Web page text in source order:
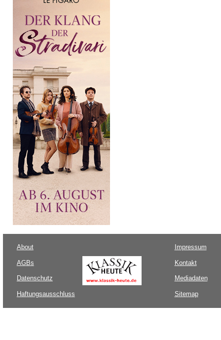
About
AGBs
Datenschutz
Haftungsausschluss
Impressum
Kontakt
Mediadaten
Sitemap